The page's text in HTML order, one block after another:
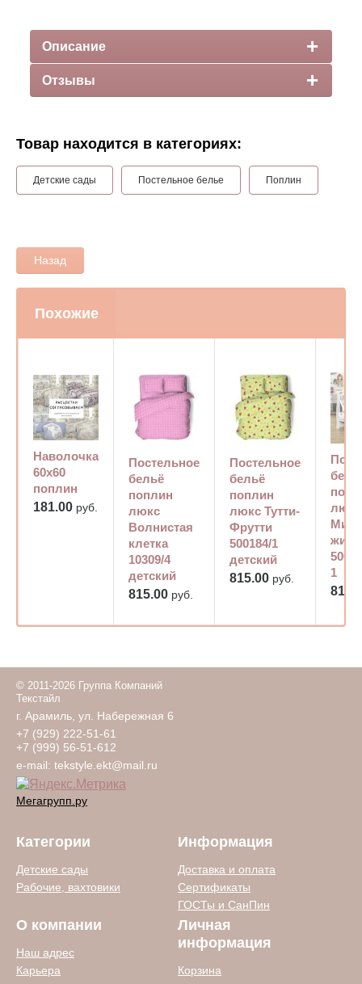
Описание
Отзывы
Товар находится в категориях:
Детские сады Постельное белье Поплин
Назад
Похожие
Наволочка
60х60
поплин
181.00 руб.
Постельное
бельё
поплин
люкс
Волнистая
клетка
10309/4
детский
815.00 руб.
Постельное
бельё
поплин
люкс Тутти-
Фрутти
500184/1
детский
815.00 руб.
люкс
1
© 2011-2026 Группа Компаний
Текстайл
г. Арамиль, ул. Набережная 6
+7 (929) 222-51-61
+7 (999) 56-51-612
e-mail: tekstyle.ekt@mail.ru
Мегагрупп.ру
Категории
Детские сады
Рабочие, вахтовики
Информация
Доставка и оплата
Сертификаты
ГОСТы и СанПин
О компании
Наш адрес
Карьера
Личная
информация
Корзина